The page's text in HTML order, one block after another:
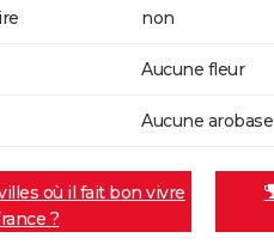
non
Aucune fleur
Aucune arobase
où il fait bon vivre
?